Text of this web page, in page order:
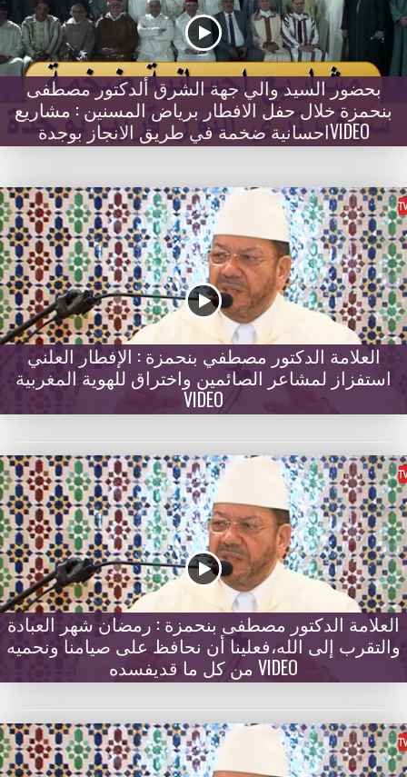
بحضور السيد والي جهة الشرق ألدكتور مصطفى
بنحمزة خلال حفل الافطار برياض المسنين : مشاريع
احسانية ضخمة في طريق الانجاز بوجدةVIDEO
العلامة الدكتور مصطفي بنحمزة : الإفطار العلني
استفزاز لمشاعر الصائمين واختراق للهوية المغربية
VIDEO
العلامة الدكتور مصطفى بنحمزة : رمضان شهر العبادة
والتقرب إلى الله،فعلينا أن نحافظ على صيامنا ونحميه
من كل ما قديفسده VIDEO